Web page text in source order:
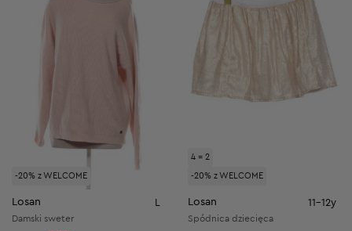
-20% z WELCOME
Losan
Damski sweter
4 = 2
-20% z WELCOME
Losan 11-12y
Spódnica dziecięca